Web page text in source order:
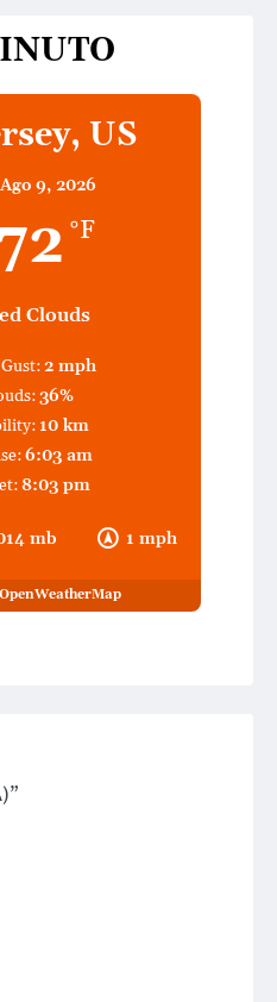
US
Ago 9, 2026
72 °F
Clouds
mb 1 mph
2 mph
36%
10 km
6:03 am
8:03 pm